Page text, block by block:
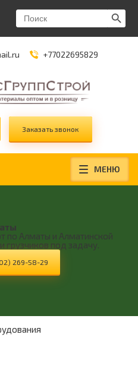
Search
for:
Search
+77022695829
Заказать звонок
МЕНЮ
по Алматы и Алматинской
грузчиков под задачу.
269-58-29